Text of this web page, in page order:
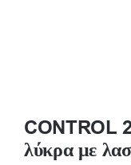
CONTROL
λύκρα με